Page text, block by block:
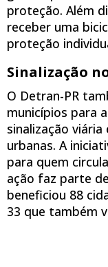
proteção. Além
receber uma
proteção
Sinalização
O Detran-PR
municípios para
sinalização
urbanas. A
para quem
ação faz parte
beneficiou 88
33 que também